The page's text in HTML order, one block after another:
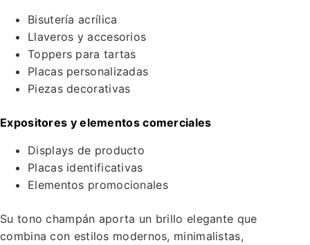
Bisutería acrílica
Llaveros y accesorios
Toppers para tartas
Placas personalizadas
Piezas decorativas
Expositores y elementos comerciales
Displays de producto
Placas identificativas
Elementos promocionales
Su tono champán aporta un brillo elegante que
combina con estilos modernos, minimalistas,